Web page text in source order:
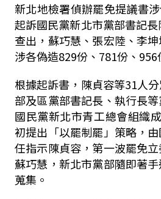
新北地檢署偵辦罷免提議書
起訴國民黨新北市黨部書記
查出，蘇巧慧、張宏陸、李
涉各偽造829份、781份、956
根據起訴書，陳貞容等31人
部及區黨部書記長、執行長
國民黨新北市青工總會組織
初提出「以罷制罷」策略，
任指示陳貞容，第一波罷免
蘇巧慧，新北市黨部隨即著
蒐集。